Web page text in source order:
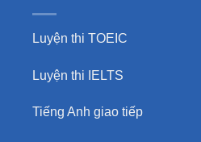
Luyện thi TOEIC
Luyện thi IELTS
Tiếng Anh giao tiếp